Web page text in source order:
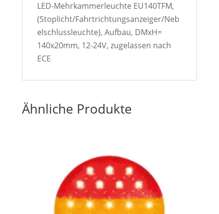
LED-Mehrkammerleuchte EU140TFM,
(Stoplicht/Fahrtrichtungsanzeiger/Neb
elschlussleuchte), Aufbau, DMxH=
140x20mm, 12-24V, zugelassen nach
ECE
Ähnliche Produkte